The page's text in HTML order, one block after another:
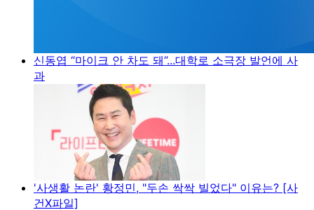
신동엽 “마이크 안 차도 돼”...대학로 소극장 발언에 사
과
'사생활 논란' 황정민, "두손 싹싹 빌었다" 이유는? [사
건X파일]